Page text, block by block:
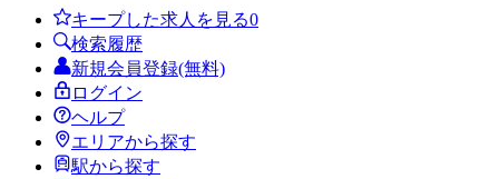
キープした求人を見る0
検索履歴
新規会員登録(無料)
ログイン
ヘルプ
エリアから探す
駅から探す